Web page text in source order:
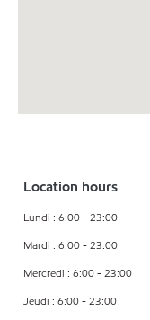
Location hours
Lundi : 6:00 - 23:00
Mardi : 6:00 - 23:00
Mercredi : 6:00 - 23:00
Jeudi : 6:00 - 23:00